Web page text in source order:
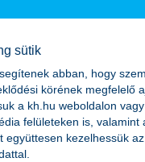
sütik
abban, hogy
körének megfelelő
a kh.hu weboldalon
felületeken is, valamint
együttesen kezelhessük